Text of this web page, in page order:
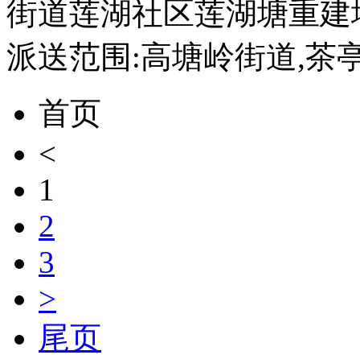
街道莲湖社区莲湖塘重建
派送范围:高塘岭街道,茶
首页
<
1
2
3
>
尾页